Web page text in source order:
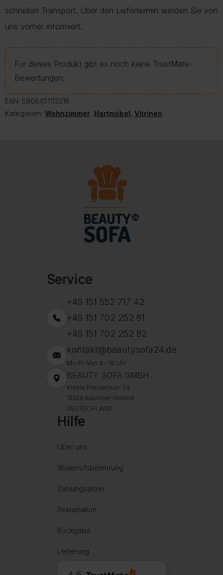
schnellen Transport. Über den Liefertermin werden Sie von
uns vorher informiert.
Für dieses Produkt gibt es noch keine TrustMate-
Bewertungen.
EAN: 5908451113216
Kategorien: Wohnzimmer, Hartmöbel, Vitrinen
Service
+49 151 552 717 42
+49 151 702 252 81
+49 151 702 252 82
kontakt@beautysofa24.de
Mo-Fr. Von 8 - 16 Uhr
BEAUTY SOFA GMBH
Kleine Friedensstr. 24
15328 Küstriner Vorland
DEUTSCHLAND
Hilfe
Über uns
Widerrufsbelehrung
Zahlungsarten
Reklamation
Rückgabe
Lieferung